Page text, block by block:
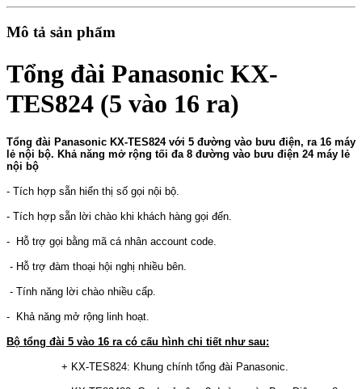
Mô tả sản phẩm
Tổng đài Panasonic KX-
TES824 (5 vào 16 ra)
Tổng đài Panasonic KX-TES824 với 5 đường vào bưu điện, ra 16 máy
lẻ nội bộ. Khả năng mở rộng tối đa 8 đường vào bưu điện 24 máy lẻ
nội bộ
- Tích hợp sẵn hiển thị số gọi nội bộ.
- Tích hợp sẵn lời chào khi khách hàng gọi đến.
- Hỗ trợ gọi bằng mã cá nhân account code.
- Hỗ trợ đàm thoại hội nghị nhiều bên.
- Tính năng lời chào nhiều cấp.
- Khả năng mở rộng linh hoạt.
Bộ tổng đài 5 vào 16 ra có cấu hình chi tiết như sau:
+ KX-TES824: Khung chính tổng đài Panasonic.